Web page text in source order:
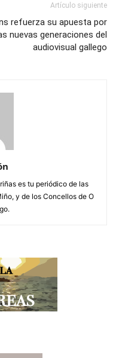
Artículo siguiente
refuerza su apuesta por
nuevas generaciones del
audiovisual gallego
es tu periódico de las
y de los Concellos de O